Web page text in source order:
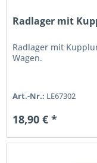
Radlager mit
Radlager mit
Wagen.
Art.-Nr.: LE67302
18,90 € *